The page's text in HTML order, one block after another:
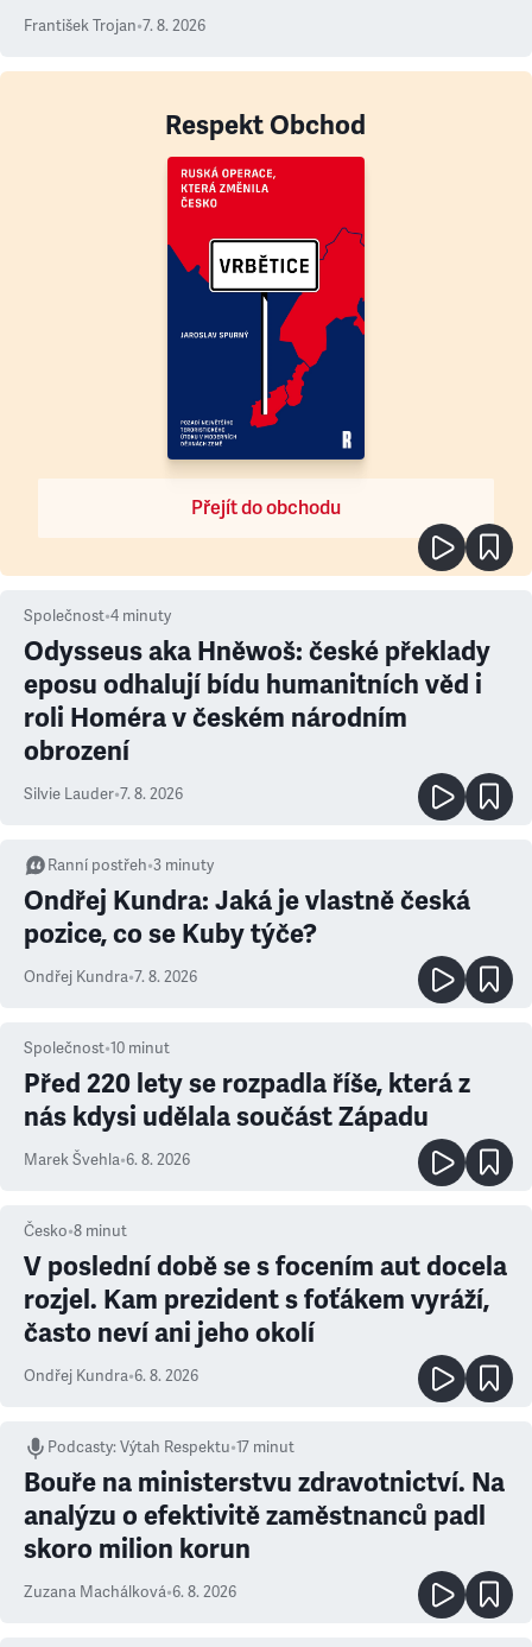
František Trojan•7. 8. 2026
Respekt Obchod
Přejít do obchodu
Společnost•4 minuty
Odysseus aka Hněwoš: české překlady
eposu odhalují bídu humanitních věd i
roli Homéra v českém národním
obrození
Silvie Lauder•7. 8. 2026
Ranní postřeh•3 minuty
Ondřej Kundra: Jaká je vlastně česká
pozice, co se Kuby týče?
Ondřej Kundra•7. 8. 2026
Společnost•10 minut
Před 220 lety se rozpadla říše, která z
nás kdysi udělala součást Západu
Marek Švehla•6. 8. 2026
Česko•8 minut
V poslední době se s focením aut docela
rozjel. Kam prezident s foťákem vyráží,
často neví ani jeho okolí
Ondřej Kundra•6. 8. 2026
Podcasty:Výtah Respektu•17 minut
Bouře na ministerstvu zdravotnictví. Na
analýzu o efektivitě zaměstnanců padl
skoro milion korun
Zuzana Machálková•6. 8. 2026